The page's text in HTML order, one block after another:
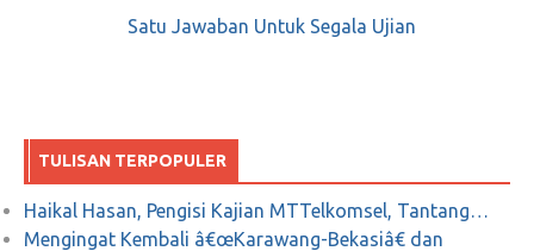
Satu Jawaban Untuk Segala Ujian
TULISAN TERPOPULER
Haikal Hasan, Pengisi Kajian MTTelkomsel, Tantang…
Mengingat Kembali â€œKarawang-Bekasiâ€ dan